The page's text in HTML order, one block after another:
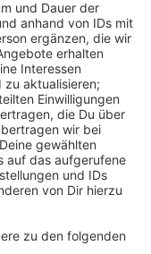
In den
Wölfel, der